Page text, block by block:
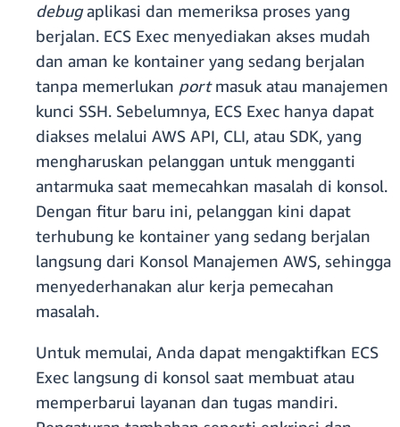
debugaplikasi dan memeriksa proses yang
berjalan. ECS Exec menyediakan akses mudah
dan aman ke kontainer yang sedang berjalan
tanpa memerlukan portmasuk atau manajemen
kunci SSH. Sebelumnya, ECS Exec hanya dapat
diakses melalui AWS API, CLI, atau SDK, yang
mengharuskan pelanggan untuk mengganti
antarmuka saat memecahkan masalah di konsol.
Dengan fitur baru ini, pelanggan kini dapat
terhubung ke kontainer yang sedang berjalan
langsung dari Konsol Manajemen AWS, sehingga
menyederhanakan alur kerja pemecahan
masalah.
Untuk memulai, Anda dapat mengaktifkan ECS
Exec langsung di konsol saat membuat atau
memperbarui layanan dan tugas mandiri.